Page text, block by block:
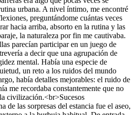
urbana. A nivel íntimo, me encontré
preguntándome cuántas veces
hacia arriba, absorto en la rutina y las
la naturaleza por fin me cautivaba.
parecían participar en un juego de
a decir que una agrupación de
mental. Había una especie de
un reto a los ruidos del mundo
había detalles mejorables: el ruido de
me recordaba constantemente que no
civilización.<br>Sucesos
de las sorpresas del estancia fue el aseo,